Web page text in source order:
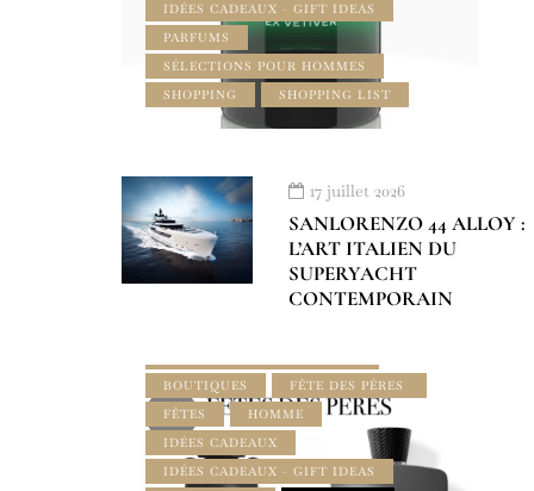
IDÉES CADEAUX - GIFT IDEAS
PARFUMS
SÉLECTIONS POUR HOMMES
SHOPPING
SHOPPING LIST
17 juillet 2026
SANLORENZO 44 ALLOY :
L’ART ITALIEN DU
SUPERYACHT
CONTEMPORAIN
BOUTIQUES
FÊTE DES PÈRES
FÊTES
HOMME
IDÉES CADEAUX
IDÉES CADEAUX - GIFT IDEAS